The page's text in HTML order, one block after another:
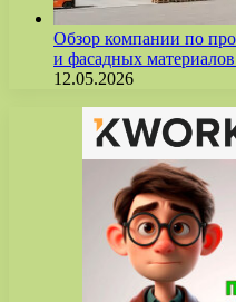
Обзор компании по
и фасадных
12.05.2026